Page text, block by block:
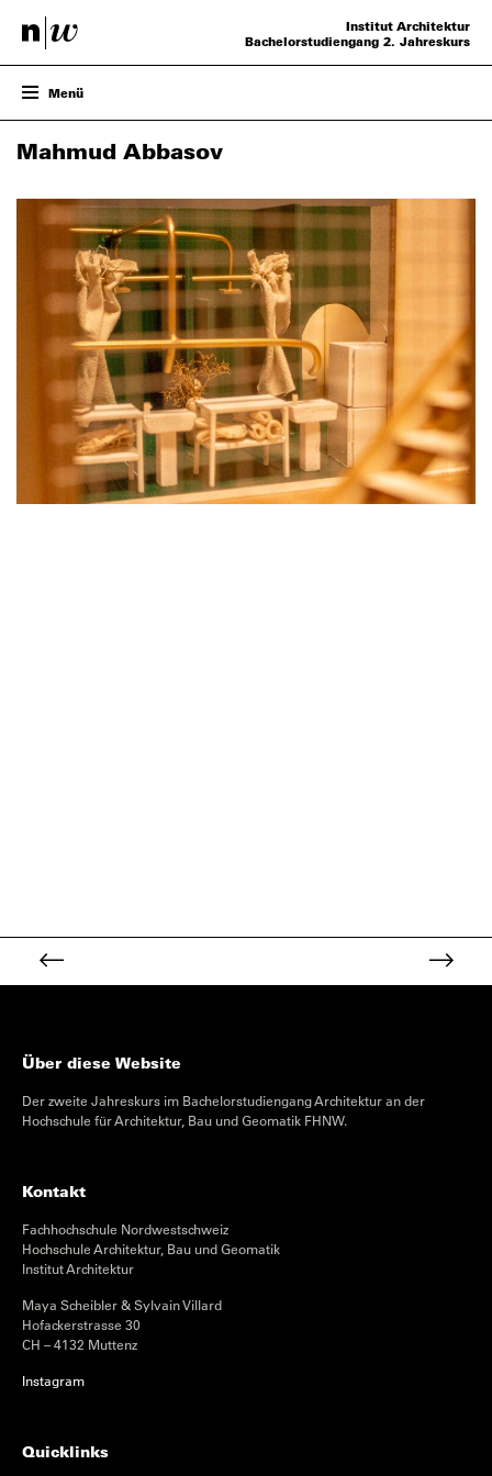
Institut Architektur
Bachelorstudiengang 2. Jahreskurs
Menü
ENTWURF
PROJEKTE
TEAM
Mahmud Abbasov
Über diese Website
Der zweite Jahreskurs im Bachelorstudiengang Architektur an der
Hochschule für Architektur, Bau und Geomatik FHNW.
Kontakt
Fachhochschule Nordwestschweiz
Hochschule Architektur, Bau und Geomatik
Institut Architektur
Maya Scheibler & Sylvain Villard
Hofackerstrasse 30
CH – 4132 Muttenz
Instagram
Quicklinks